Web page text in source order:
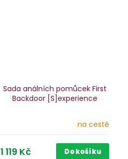
Sada análních pomůcek First
Backdoor [S]experience
na cestě
1 119 Kč Do košíku